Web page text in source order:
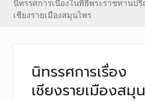
นิทรรศการเนื่องในพิธีพระราชทานป
เชียงรายเมืองสมุนไพร
นิทรรศการเรื่อง
เชียงรายเมืองสมุ